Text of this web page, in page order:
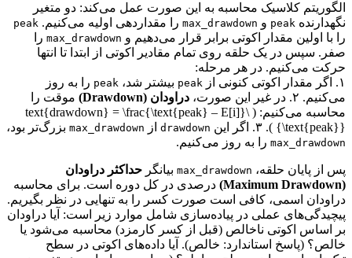
الگوریتم کلاسیک محاسبه به این صورت عمل می‌کند: دو متغیر
نگهدارنده peak و max_drawdown را مقداردهی اولیه می‌کنیم. peak
را با اولین مقدار اکوتی برابر قرار می‌دهیم و max_drawdown را
صفر. سپس در یک حلقه روی تمام مقادیر اکوتی از ابتدا تا انتها
حرکت می‌کنیم. در هر مرحله:
۱. اگر مقدار اکوتی کنونی از
peak بیشتر شد، peak را به روز
می‌کنیم. ۲. در غیر این صورت،
دراودان (Drawdown)
موقت را
محاسبه می‌کنیم: ( \text{drawdown} = \frac{\text{peak} – E[i]}
{\text{peak}} ). ۳. اگر این
drawdown از max_drawdown بزرگ‌تر بود،
max_drawdown را به روز می‌کنیم.
پس از پایان حلقه، max_drawdown بیانگر حداکثر دراودان
(Maximum Drawdown)
درصدی در کل دوره است. برای محاسبه
دراودان اسمی، کافی است صورت کسر را به تنهایی در نظر بگیریم.
پیچیدگی‌های عملی در پیاده‌سازی شامل موارد زیر است: آیا دراودان
بر اساس اکوتی ناخالص (قبل از کسر کارمزد) محاسبه می‌شود یا
خالص؟ (پاسخ استاندارد: خالص). آیا داده‌های اکوتی در سطح